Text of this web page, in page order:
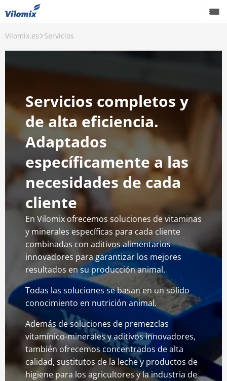
Vilomix.es Servicios
Servicios completos y
de alta eficiencia.
Adaptados
específicamente a las
necesidades de cada
cliente
En Vilomix ofrecemos soluciones de vitaminas
y minerales específicas para cada cliente
combinadas con aditivos alimentarios
innovadores para garantizar los mejores
resultados en su producción animal.
Todas las soluciones se basan en un sólido
conocimiento en nutrición animal.
Además de soluciones de premezclas
vitamínico-minerales y aditivos innovadores,
también ofrecemos concentrados de alta
calidad, sustitutos de la leche y productos de
higiene para los agricultores y la industria de